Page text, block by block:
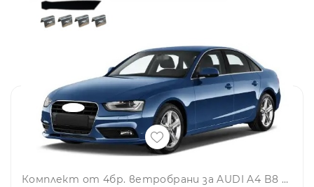
Комплект от 4бр. ветробрани за AUDI A4 B8 Sedan 4D 2008 - 2015 г.